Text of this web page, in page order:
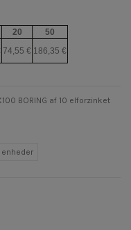
20 50
74,55 € 186,35 €
BORING af 10 elforzinket
enheder